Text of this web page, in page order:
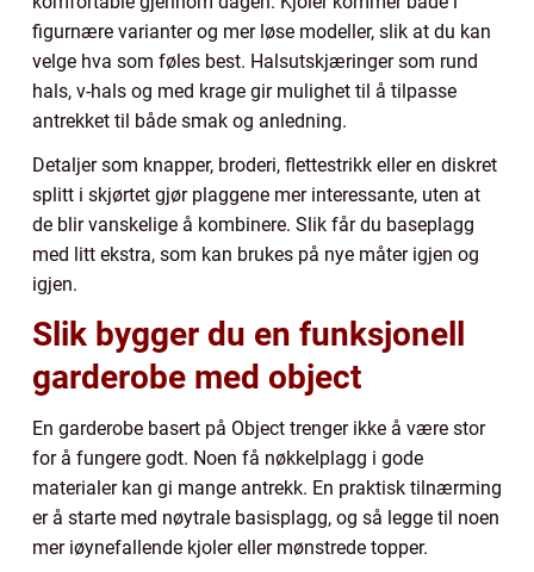
figurnære varianter og mer løse modeller, slik at du kan
velge hva som føles best. Halsutskjæringer som rund
hals, v-hals og med krage gir mulighet til å tilpasse
antrekket til både smak og anledning.
Detaljer som knapper, broderi, flettestrikk eller en diskret
splitt i skjørtet gjør plaggene mer interessante, uten at
de blir vanskelige å kombinere. Slik får du baseplagg
med litt ekstra, som kan brukes på nye måter igjen og
igjen.
Slik bygger du en funksjonell
garderobe med object
En garderobe basert på Object trenger ikke å være stor
for å fungere godt. Noen få nøkkelplagg i gode
materialer kan gi mange antrekk. En praktisk tilnærming
er å starte med nøytrale basisplagg, og så legge til noen
mer iøynefallende kjoler eller mønstrede topper.